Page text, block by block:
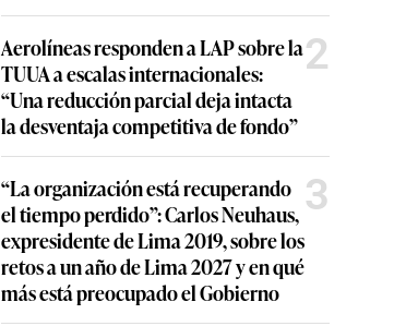
Aerolíneas responden a LAP sobre la
TUUA a escalas internacionales:
“Una reducción parcial deja intacta
la desventaja competitiva de fondo”
2
“La organización está recuperando
el tiempo perdido”: Carlos Neuhaus,
expresidente de Lima 2019, sobre los
retos a un año de Lima 2027 y en qué
más está preocupado el Gobierno
3